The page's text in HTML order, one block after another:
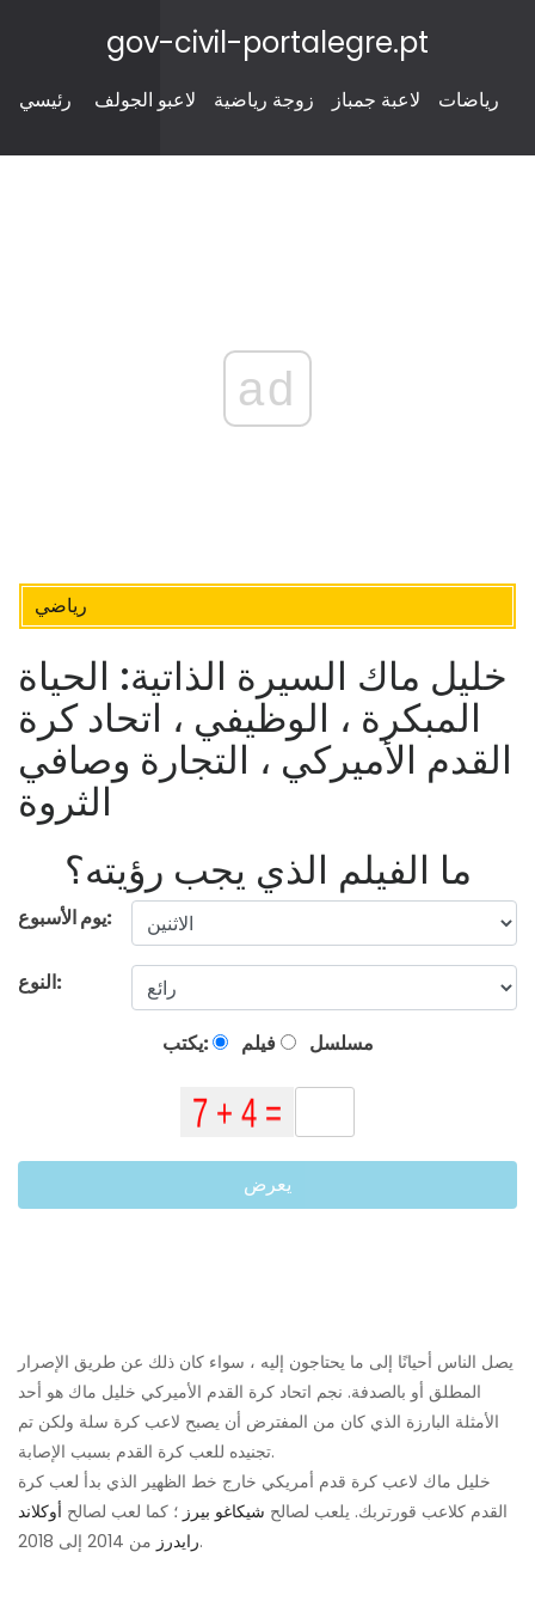
gov-civil-portalegre.pt
رئيسي لاعبو الجولف زوجة رياضية لاعبة جمباز رياضات
ad
رياضي
خليل ماك السيرة الذاتية: الحياة
المبكرة ، الوظيفي ، اتحاد كرة
القدم الأميركي ، التجارة وصافي
الثروة
ما الفيلم الذي يجب رؤيته؟
يوم الأسبوع:
النوع:
يكتب: فيلم مسلسل
يعرض
يصل الناس أحيانًا إلى ما يحتاجون إليه ، سواء كان ذلك عن طريق الإصرار
المطلق أو بالصدفة. نجم اتحاد كرة القدم الأميركي خليل ماك هو أحد
الأمثلة البارزة الذي كان من المفترض أن يصبح لاعب كرة سلة ولكن تم
تجنيده للعب كرة القدم بسبب الإصابة.
خليل ماك لاعب كرة قدم أمريكي خارج خط الظهير الذي بدأ لعب كرة
القدم كلاعب قورتربك. يلعب لصالح شيكاغو بيرز ؛ كما لعب لصالح أوكلاند
رايدرزمن 2014 إلى 2018.